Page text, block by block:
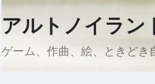
Skip
to
アルトノイラン
ゲーム、作曲、絵、ときどき